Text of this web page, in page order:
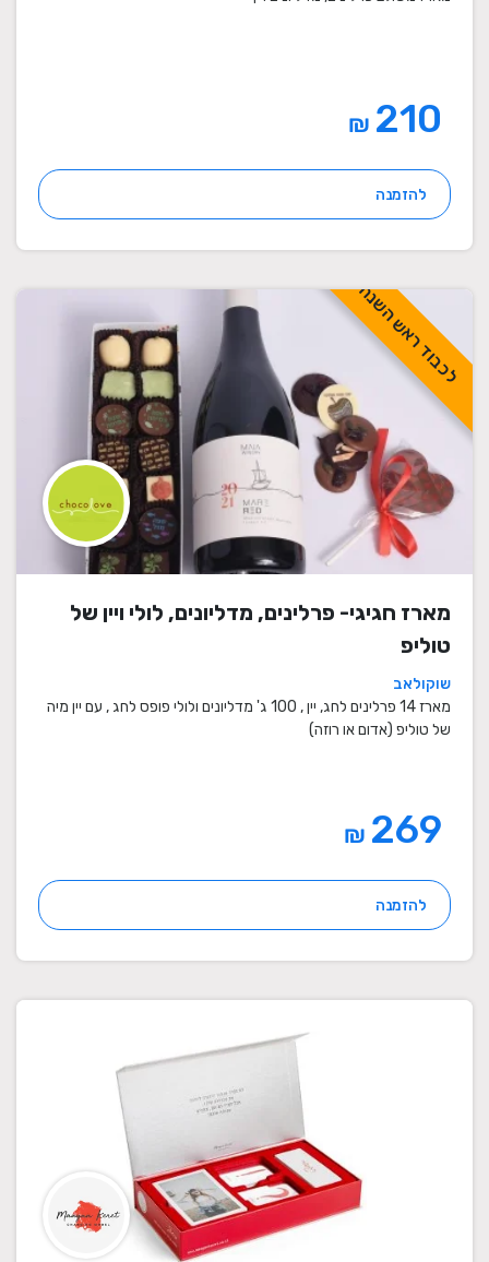
₪
להזמנה
לכבוד ראש השנה
מארז חגיגי- פרלינים, מדליונים, לולי ויין של
טוליפ
שוקולאב
מארז 14 פרלינים לחג, יין , 100 ג' מדליונים ולולי פופס לחג , עם יין מיה
של טוליפ (אדום או רוזה)
₪
להזמנה